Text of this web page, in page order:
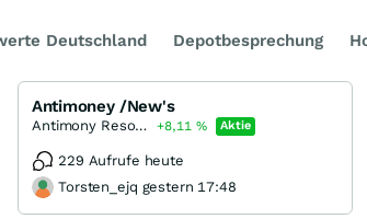
Deutschland Depotbesprechung
Antimoney /New's
Antimony Resources +8,11% Aktie
229 Aufrufe heute
Torsten_ejq gestern 17:48